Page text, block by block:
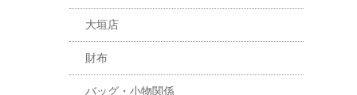
大垣店
財布
バッグ・小物関係